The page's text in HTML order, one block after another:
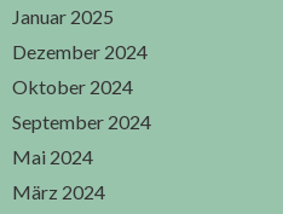
Januar 2025
Dezember 2024
Oktober 2024
September 2024
Mai 2024
März 2024